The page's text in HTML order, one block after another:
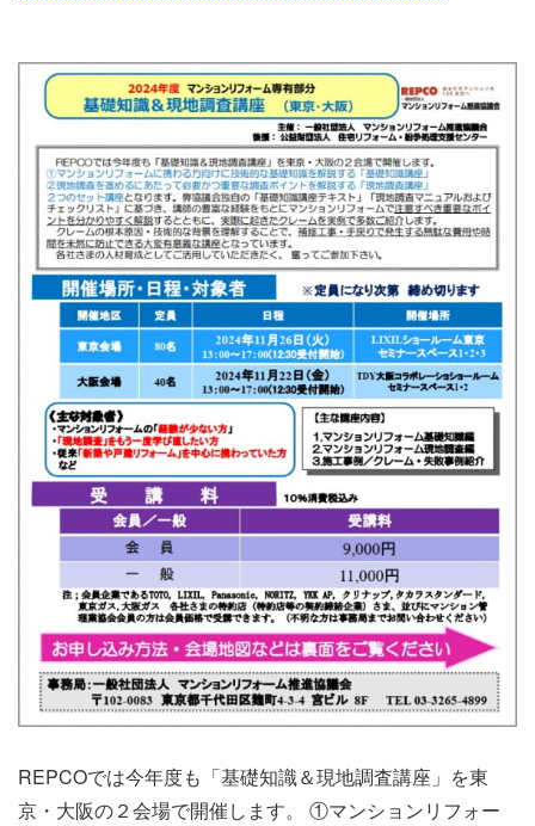
REPCOでは今年度も「基礎知識＆現地調査講座」を東
京・大阪の２会場で開催します。 ①マンションリフォー